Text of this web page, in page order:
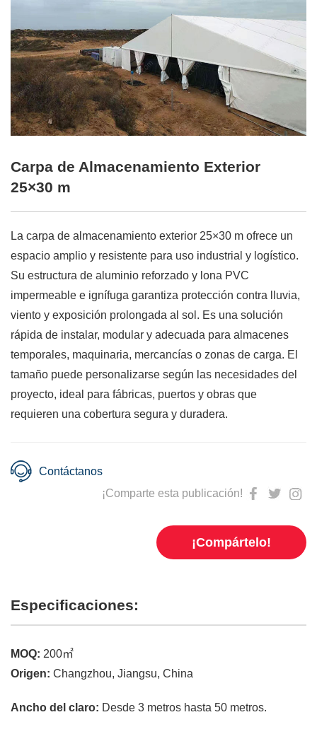
Carpa de Almacenamiento Exterior
25×30 m
La carpa de almacenamiento exterior 25×30 m ofrece un
espacio amplio y resistente para uso industrial y logístico.
Su estructura de aluminio reforzado y lona PVC
impermeable e ignífuga garantiza protección contra lluvia,
viento y exposición prolongada al sol. Es una solución
rápida de instalar, modular y adecuada para almacenes
temporales, maquinaria, mercancías o zonas de carga. El
tamaño puede personalizarse según las necesidades del
proyecto, ideal para fábricas, puertos y obras que
requieren una cobertura segura y duradera.
Contáctanos
¡Comparte esta publicación!
¡Compártelo!
Especificaciones:
MOQ: 200㎡
Origen: Changzhou, Jiangsu, China
Ancho del claro: Desde 3 metros hasta 50 metros.